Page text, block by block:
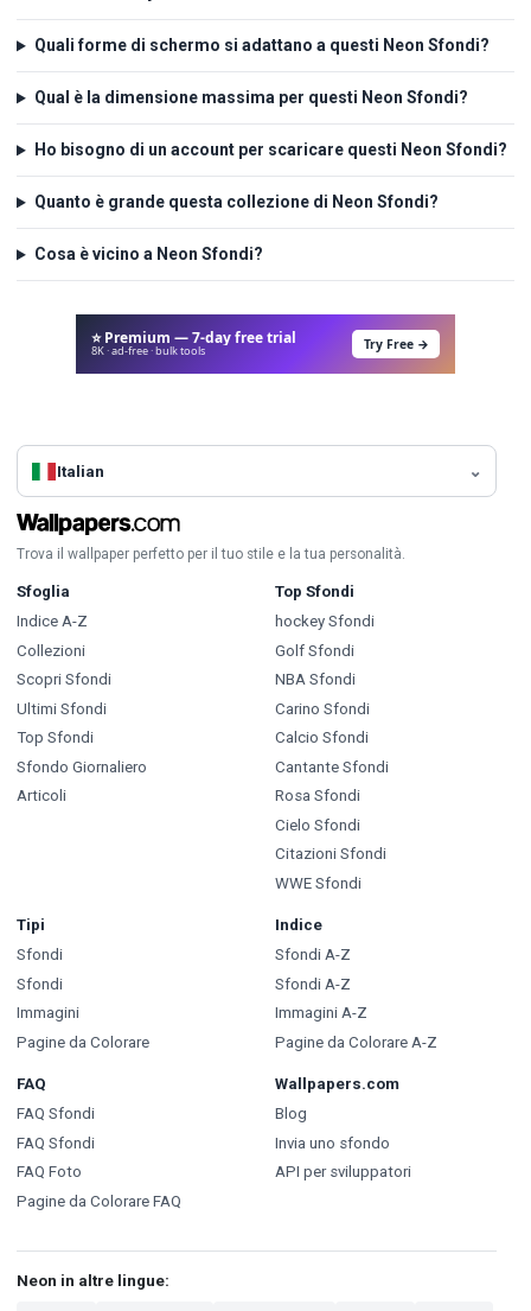
Quali forme di schermo si adattano a questi Neon Sfondi?
Qual è la dimensione massima per questi Neon Sfondi?
Ho bisogno di un account per scaricare questi Neon Sfondi?
Quanto è grande questa collezione di Neon Sfondi?
Cosa è vicino a Neon Sfondi?
⭐ Premium — 7-day free trial
8K · ad-free · bulk tools Try Free →
Italian
Trova il wallpaper perfetto per il tuo stile e la tua personalità.
Sfoglia
Indice A-Z
Collezioni
Scopri Sfondi
Ultimi Sfondi
Top Sfondi
Sfondo Giornaliero
Articoli
Top Sfondi
hockey Sfondi
Golf Sfondi
NBA Sfondi
Carino Sfondi
Calcio Sfondi
Cantante Sfondi
Rosa Sfondi
Cielo Sfondi
Citazioni Sfondi
WWE Sfondi
Tipi
Sfondi
Sfondi
Immagini
Pagine da Colorare
Indice
Sfondi A-Z
Sfondi A-Z
Immagini A-Z
Pagine da Colorare A-Z
FAQ
FAQ Sfondi
FAQ Sfondi
FAQ Foto
Pagine da Colorare FAQ
Wallpapers.com
Blog
Invia uno sfondo
API per sviluppatori
Neon in altre lingue: